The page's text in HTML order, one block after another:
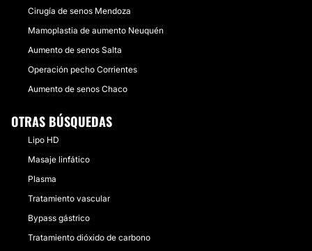
Cirugía de senos Mendoza
Mamoplastia de aumento Neuquén
Aumento de senos Salta
Operación pecho Corrientes
Aumento de senos Chaco
OTRAS BÚSQUEDAS
Lipo HD
Masaje linfático
Plasma
Tratamiento vascular
Bypass gástrico
Tratamiento dióxido de carbono